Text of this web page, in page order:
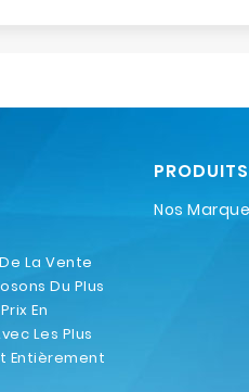
La Vente
Du Plus
En
Les Plus
Entièrement
PRODUITS
Nos